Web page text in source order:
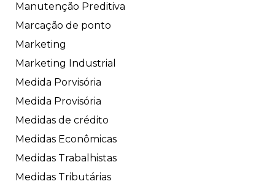
Manutenção Preditiva
Marcação de ponto
Marketing
Marketing Industrial
Medida Porvisória
Medida Provisória
Medidas de crédito
Medidas Econômicas
Medidas Trabalhistas
Medidas Tributárias